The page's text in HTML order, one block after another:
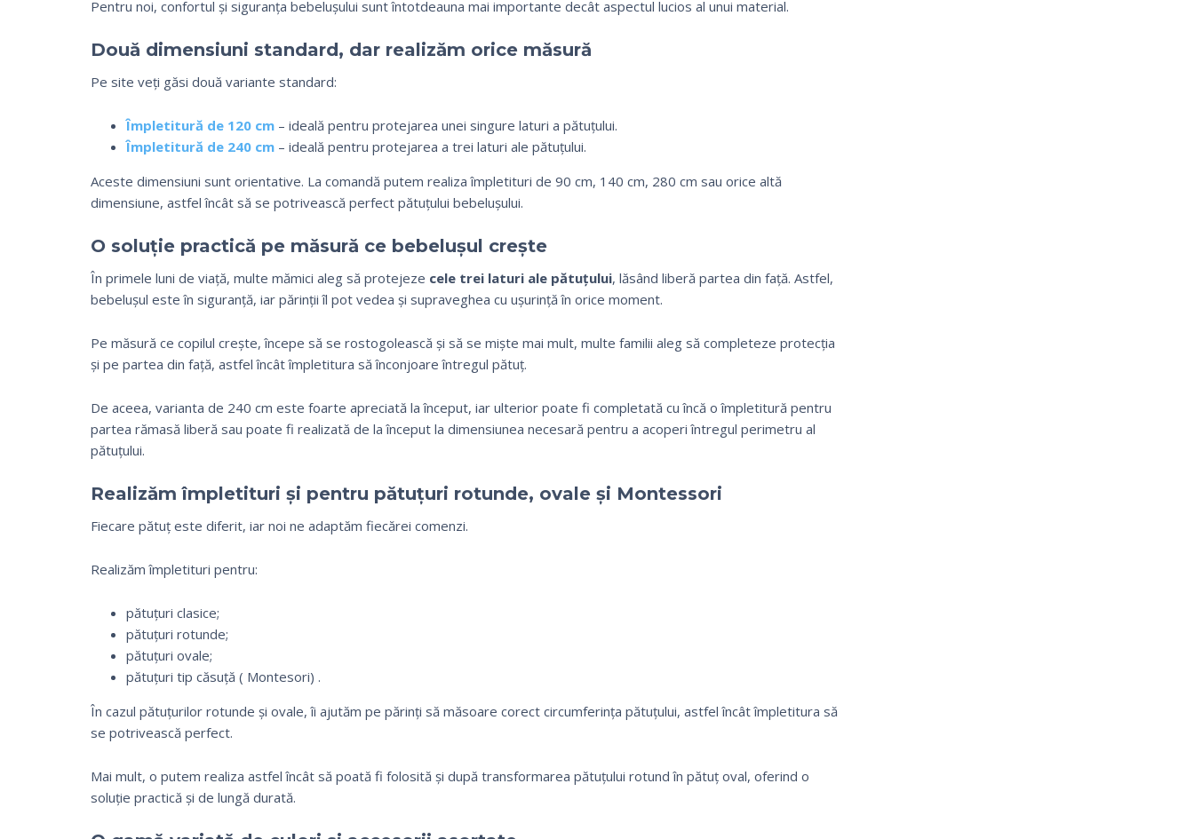
Pentru noi, confortul și siguranța bebelușului sunt întotdeauna mai importante decât aspectul lucios al unui material.
Două dimensiuni standard, dar realizăm orice măsură
Pe site veți găsi două variante standard:
Împletitură de 120 cm – ideală pentru protejarea unei singure laturi a pătuțului.
Împletitură de 240 cm – ideală pentru protejarea a trei laturi ale pătuțului.
Aceste dimensiuni sunt orientative. La comandă putem realiza împletituri de 90 cm, 140 cm, 280 cm sau orice altă
dimensiune, astfel încât să se potrivească perfect pătuțului bebelușului.
O soluție practică pe măsură ce bebelușul crește
În primele luni de viață, multe mămici aleg să protejeze cele trei laturi ale pătuțului, lăsând liberă partea din față. Astfel,
bebelușul este în siguranță, iar părinții îl pot vedea și supraveghea cu ușurință în orice moment.
Pe măsură ce copilul crește, începe să se rostogolească și să se miște mai mult, multe familii aleg să completeze protecția
și pe partea din față, astfel încât împletitura să înconjoare întregul pătuț.
De aceea, varianta de 240 cm este foarte apreciată la început, iar ulterior poate fi completată cu încă o împletitură pentru
partea rămasă liberă sau poate fi realizată de la început la dimensiunea necesară pentru a acoperi întregul perimetru al
pătuțului.
Realizăm împletituri și pentru pătuțuri rotunde, ovale și Montessori
Fiecare pătuț este diferit, iar noi ne adaptăm fiecărei comenzi.
Realizăm împletituri pentru:
pătuțuri clasice;
pătuțuri rotunde;
pătuțuri ovale;
pătuțuri tip căsuță ( Montesori) .
În cazul pătuțurilor rotunde și ovale, îi ajutăm pe părinți să măsoare corect circumferința pătuțului, astfel încât împletitura să
se potrivească perfect.
Mai mult, o putem realiza astfel încât să poată fi folosită și după transformarea pătuțului rotund în pătuț oval, oferind o
soluție practică și de lungă durată.